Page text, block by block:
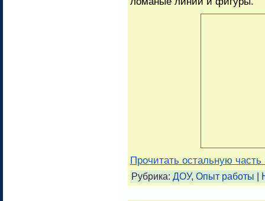
Прочитать остальную часть
Рубрика: ДОУ, Опыт работы